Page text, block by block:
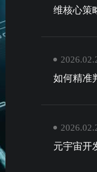
维核心策
如何精准
元宇宙开